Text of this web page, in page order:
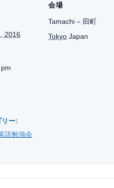
2016
リー:
語勉強会
会場
Tamachi – 田町
Tokyo Japan